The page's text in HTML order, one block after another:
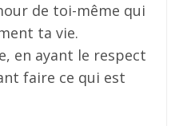
de toi-même qui
ta vie.
en ayant le respect
faire ce qui est